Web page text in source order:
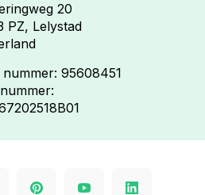
20
PZ, Lelystad
nummer: 95608451